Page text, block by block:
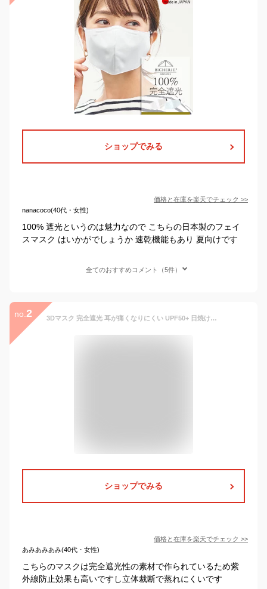
ショップでみる
価格と在庫を楽天でチェック >>
nanacoco(40代・女性)
100% 遮光というのは魅力なので こちらの日本製のフェイ
スマスク はいかがでしょうか 速乾機能もあり 夏向けです
全てのおすすめコメント（5件）
no. 2 3Dマスク 完全遮光 耳が痛くなりにくい UPF50+ 日焼け防止 肌に優しい 繰り返し使える 小顔効果 接触冷感 目尻保護 男女兼用 フリーサイズ mk007
ショップでみる
価格と在庫を楽天でチェック >>
あみあみあみ(40代・女性)
こちらのマスクは完全遮光性の素材で作られているため紫
外線防止効果も高いですし立体裁断で蒸れにくいです